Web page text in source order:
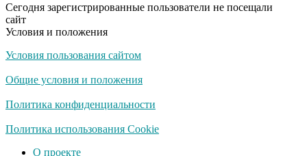
Сегодня зарегистрированные пользователи не посещали
сайт
Условия и положения
Условия пользования сайтом
Общие условия и положения
Политика конфиденциальности
Политика использования Cookie
О проекте